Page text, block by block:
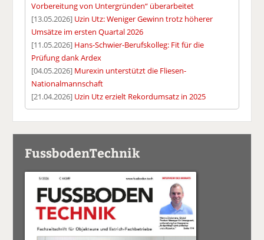
Vorbereitung von Untergründen“ überarbeitet
[13.05.2026] Uzin Utz: Weniger Gewinn trotz höherer
Umsätze im ersten Quartal 2026
[11.05.2026] Hans-Schwier-Berufskolleg: Fit für die
Prüfung dank Ardex
[04.05.2026] Murexin unterstützt die Fliesen-
Nationalmannschaft
[21.04.2026] Uzin Utz erzielt Rekordumsatz in 2025
FussbodenTechnik